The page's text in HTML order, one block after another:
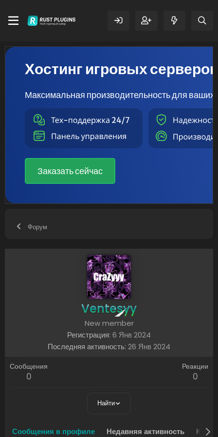
Хостинг игровых серверов
Максимальная производительность для ваших
Заказать сейчас
Форум
Ventesyy
New member
Регистрация 6 Янв 2024
Последняя активность 26 Янв 2024
Сообщения
0
Реакции
0
Найти
Сообщения в профиле Недавняя активность